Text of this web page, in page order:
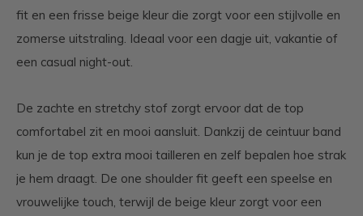
fit en een frisse beige kleur die zorgt voor een stijlvolle en
zomerse uitstraling. Ideaal voor een dagje uit, vakantie of
een casual night-out.
De zachte en stretchy stof zorgt ervoor dat de top
comfortabel zit en mooi aansluit. Dankzij de ceintuur band
kun je de top extra mooi tailleren en zelf bepalen hoe strak
je hem draagt. De one shoulder fit geeft een speelse en
vrouwelijke touch, terwijl de beige kleur zorgt voor een